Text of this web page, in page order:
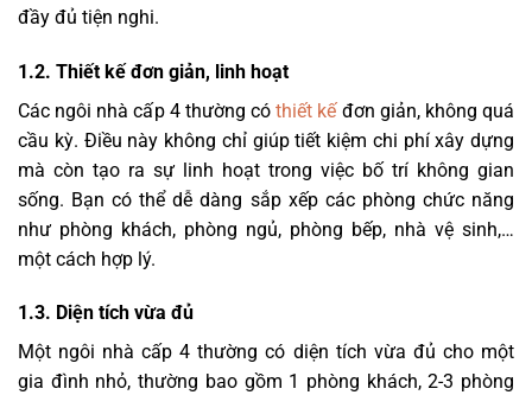
đầy đủ tiện nghi.
1.2. Thiết kế đơn giản, linh hoạt
Các ngôi nhà cấp 4 thường cóthiết kếđơn giản, không quá
cầu kỳ. Điều này không chỉ giúp tiết kiệm chi phí xây dựng
mà còn tạo ra sự linh hoạt trong việc bố trí không gian
sống. Bạn có thể dễ dàng sắp xếp các phòng chức năng
như phòng khách, phòng ngủ, phòng bếp, nhà vệ sinh,…
một cách hợp lý.
1.3. Diện tích vừa đủ
Một ngôi nhà cấp 4 thường có diện tích vừa đủ cho một
gia đình nhỏ, thường bao gồm 1 phòng khách, 2-3 phòng